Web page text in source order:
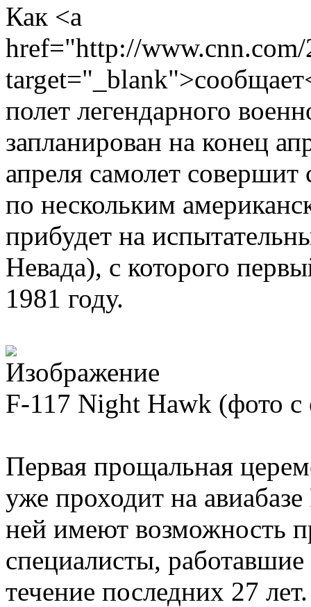
Как <a
href="http://
полет легендарного
запланирован на конец
апреля самолет
по нескольким
прибудет на
Невада), с которого
1981 году.
F-117 Night Hawk (фото с
Первая прощальная
уже проходит на
ней имеют возможность
специалисты,
течение последних 27 лет.